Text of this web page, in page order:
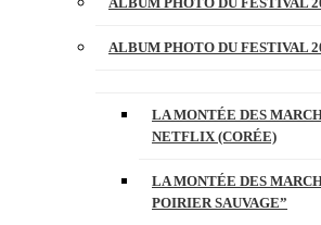
ALBUM PHOTO DU FESTIVAL
LA MONTÉE DES
NETFLIX (CORÉE)
LA MONTÉE DES
POIRIER SAUVAGE”